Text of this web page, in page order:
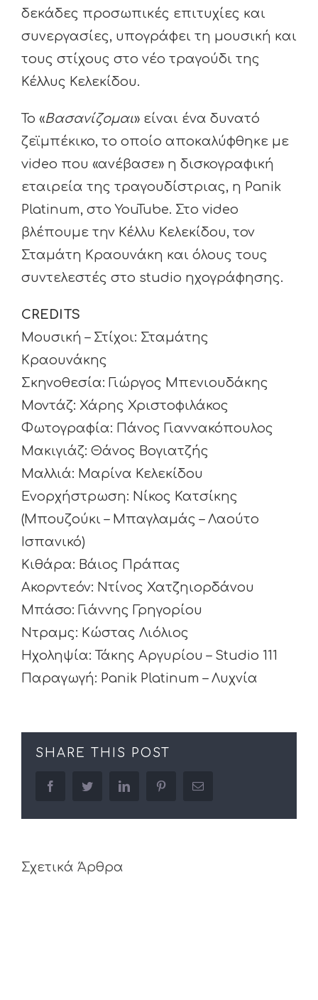
δεκάδες προσωπικές επιτυχίες και
συνεργασίες, υπογράφει τη μουσική και
τους στίχους στο νέο τραγούδι της
Κέλλυς Κελεκίδου.
Το «Βασανίζομαι» είναι ένα δυνατό
ζεϊμπέκικο, το οποίο αποκαλύφθηκε με
video που «ανέβασε» η δισκογραφική
εταιρεία της τραγουδίστριας, η Panik
Platinum, στο YouTube. Στο video
βλέπουμε την Κέλλυ Κελεκίδου, τον
Σταμάτη Κραουνάκη και όλους τους
συντελεστές στο studio ηχογράφησης.
CREDITS
Μουσική – Στίχοι: Σταμάτης
Κραουνάκης
Σκηνοθεσία: Γιώργος Μπενιουδάκης
Μοντάζ: Χάρης Χριστοφιλάκος
Φωτογραφία: Πάνος Γιαννακόπουλος
Μακιγιάζ: Θάνος Βογιατζής
Μαλλιά: Μαρίνα Κελεκίδου
Ενορχήστρωση: Νίκος Κατσίκης
(Μπουζούκι – Μπαγλαμάς – Λαούτο
Ισπανικό)
Κιθάρα: Βάιος Πράπας
Ακορντεόν: Ντίνος Χατζηιορδάνου
Μπάσο: Γιάννης Γρηγορίου
Ντραμς: Κώστας Λιόλιος
Ηχοληψία: Τάκης Αργυρίου – Studio 111
Παραγωγή: Panik Platinum – Λυχνία
SHARE THIS POST
facebooktwitter linkedin pinterestEmail
Σχετικά Άρθρα